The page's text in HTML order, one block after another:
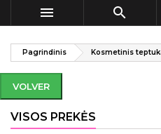
 
Pagrindinis Kosmetinis
VOLVER
VISOS PREKĖS